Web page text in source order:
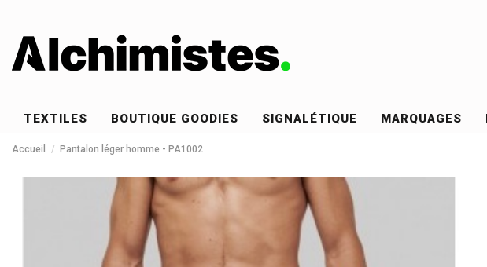
TEXTILES BOUTIQUE GOODIES SIGNALÉTIQUE MARQUAGES
Accueil Pantalon léger homme - PA1002